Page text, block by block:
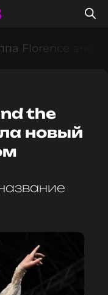
Florence and
the
новый